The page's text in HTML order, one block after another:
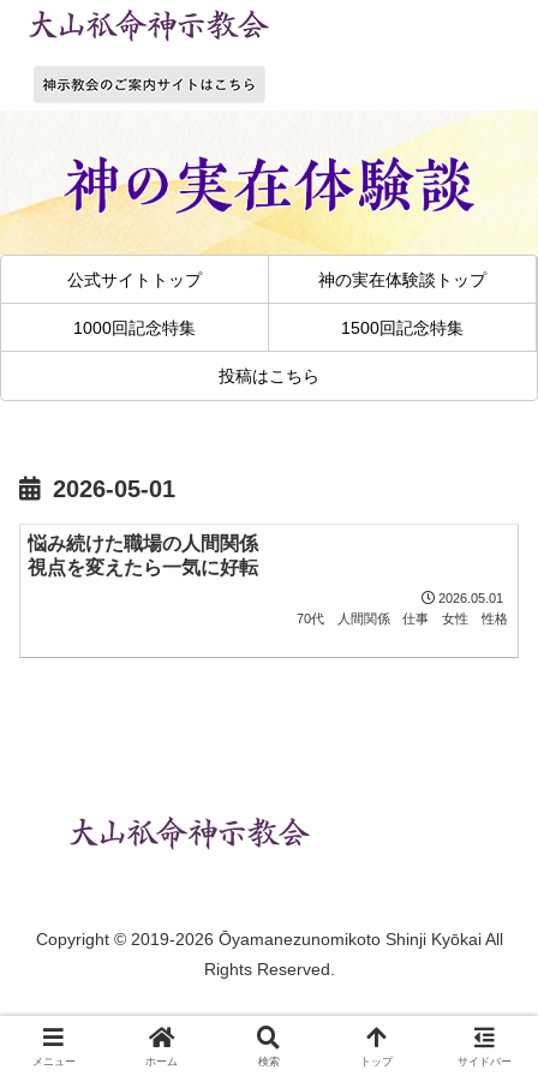
公式サイトトップ 神の実在体験談トップ
1000回記念特集 1500回記念特集
投稿はこちら
2026-05-01
悩み続けた職場の人間関係
視点を変えたら一気に好転
2026.05.01
70代
人間関係 仕事 女性 性格
Copyright © 2019-2026 Ōyamanezunomikoto Shinji Kyōkai All
Rights Reserved.
メニュー ホーム 検索 トップ サイドバー